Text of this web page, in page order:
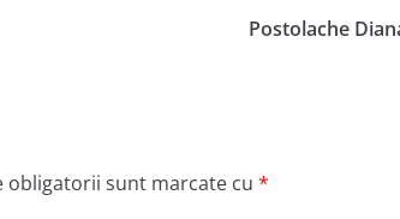
Postolache
obligatorii sunt marcate cu *